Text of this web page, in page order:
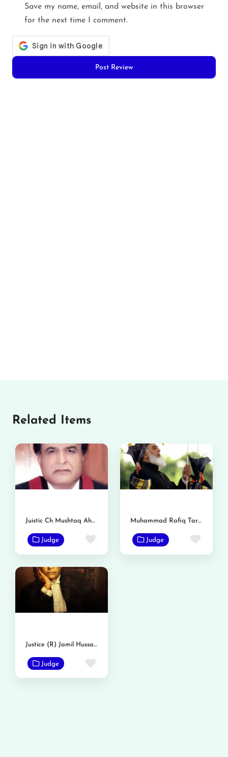
Save my name, email, and website in this browser
for the next time I comment.
Related Items
Juistic Ch Mushtaq Ahmed
Judge Favorite
Muhammad Rafiq Tarar
Judge
Justice (R) Jamil Hussain Rizvi
Judge Favorite